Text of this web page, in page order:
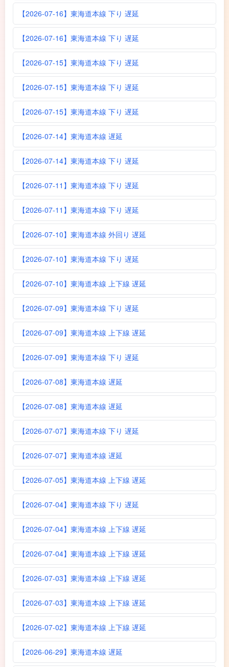
【2026-07-16】東海道本線 下り 遅延
【2026-07-16】東海道本線 下り 遅延
【2026-07-15】東海道本線 下り 遅延
【2026-07-15】東海道本線 下り 遅延
【2026-07-15】東海道本線 下り 遅延
【2026-07-14】東海道本線 遅延
【2026-07-14】東海道本線 下り 遅延
【2026-07-11】東海道本線 下り 遅延
【2026-07-11】東海道本線 下り 遅延
【2026-07-10】東海道本線 外回り 遅延
【2026-07-10】東海道本線 下り 遅延
【2026-07-10】東海道本線 上下線 遅延
【2026-07-09】東海道本線 下り 遅延
【2026-07-09】東海道本線 上下線 遅延
【2026-07-09】東海道本線 下り 遅延
【2026-07-08】東海道本線 遅延
【2026-07-08】東海道本線 遅延
【2026-07-07】東海道本線 下り 遅延
【2026-07-07】東海道本線 遅延
【2026-07-05】東海道本線 上下線 遅延
【2026-07-04】東海道本線 下り 遅延
【2026-07-04】東海道本線 上下線 遅延
【2026-07-04】東海道本線 上下線 遅延
【2026-07-03】東海道本線 上下線 遅延
【2026-07-03】東海道本線 上下線 遅延
【2026-07-02】東海道本線 上下線 遅延
【2026-06-29】東海道本線 遅延